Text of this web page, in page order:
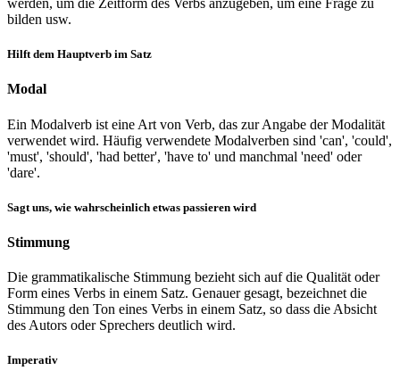
werden, um die Zeitform des Verbs anzugeben, um eine Frage zu
bilden usw.
Hilft dem Hauptverb im Satz
Modal
Ein Modalverb ist eine Art von Verb, das zur Angabe der Modalität
verwendet wird. Häufig verwendete Modalverben sind 'can', 'could',
'must', 'should', 'had better', 'have to' und manchmal 'need' oder
'dare'.
Sagt uns, wie wahrscheinlich etwas passieren wird
Stimmung
Die grammatikalische Stimmung bezieht sich auf die Qualität oder
Form eines Verbs in einem Satz. Genauer gesagt, bezeichnet die
Stimmung den Ton eines Verbs in einem Satz, so dass die Absicht
des Autors oder Sprechers deutlich wird.
Imperativ